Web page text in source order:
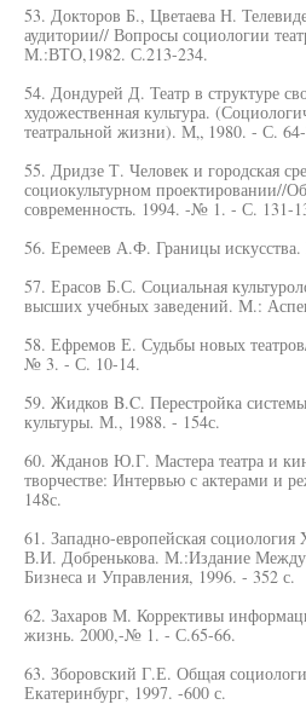
53. Докторов Б., Цветаева Н.
аудитории// Вопросы социологии
М.:ВТО,1982. С.213-234.
54. Дондурей Д. Театр в структуре
художественная культура.
театральной жизни). М„ 1980. - С.
55. Дридзе Т. Человек и городская
социокультурном проектировании//
современность. 1994. -№ 1. - С. 131-
56. Еремеев А.Ф. Границы
57. Ерасов Б.С. Социальная
высших учебных заведений. М.:
58. Ефремов Е. Судьбы новых
№ 3. - С. 10-14.
59. Жидков B.C. Перестройка
культуры. М., 1988. - 154с.
60. Жданов Ю.Г. Мастера театра и
творчестве: Интервью с актерами и
148с.
61. Западно-европейская
В.И. Добренькова. М.:Издание
Бизнеса и Управления, 1996. - 352 с.
62. Захаров М. Коррективы
жизнь. 2000,-№ 1. - С.65-66.
63. Зборовский Г.Е. Общая
Екатеринбург, 1997. -600 с.